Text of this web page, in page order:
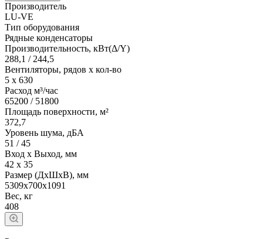
Производитель
LU-VE
Тип оборудования
Рядные конденсаторы
Производительность, кВт(Δ/Y)
288,1 / 244,5
Вентиляторы, рядов х кол-во
5 х 630
Расход м³/час
65200 / 51800
Площадь поверхности, м²
372,7
Уровень шума, дБА
51 / 45
Вход х Выход, мм
42 х 35
Размер (ДхШхВ), мм
5309х700х1091
Вес, кг
408